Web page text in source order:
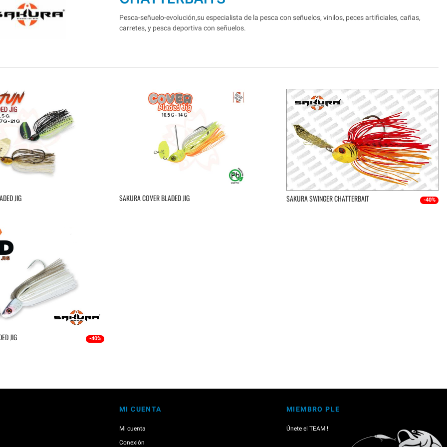
Pesca-señuelo-evolución,su especialista de la pesca con señuelos, vinilos, peces artificiales, cañas,
carretes, y pesca deportiva con señuelos.
JIG SAKURA COVER BLADED JIG SAKURA SWINGER CHATTERBAIT -40%
JIG -40%
MI CUENTA
Mi cuenta
Conexión
MIEMBRO PLE
Únete el TEAM !